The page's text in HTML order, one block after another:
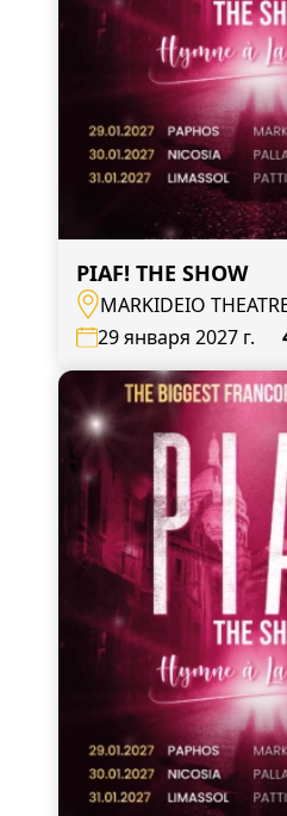
PIAF! THE SHOW
MARKIDEIO
Andrea Geroude 27
29 января 2027 г.